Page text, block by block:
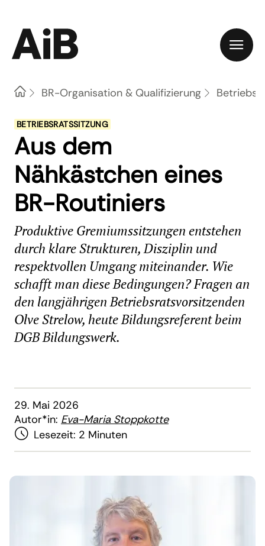
HomeBR-Organisation & Qualifizierung
BETRIEBSRATSSITZUNG
Aus dem
Nähkästchen eines
BR-Routiniers
Produktive Gremiumssitzungen entstehen
durch klare Strukturen, Disziplin und
respektvollen Umgang miteinander. Wie
schafft man diese Bedingungen? Fragen an
den langjährigen Betriebsratsvorsitzenden
Olve Strelow, heute Bildungsreferent beim
DGB Bildungswerk.
29. Mai 2026
Autor*in: Eva-Maria Stoppkotte
Lesezeit: 2 Minuten